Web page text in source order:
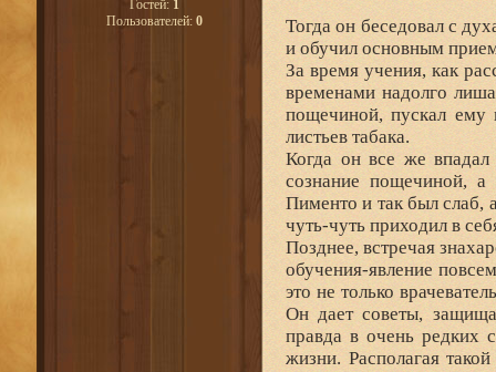
Гостей: 1
Пользователей: 0
Тогда он беседовал с
и обучил основным
За время учения, как
временами надолго
пощечиной, пускал
листьев табака.
Когда он все же впадал
сознание пощечиной,
Пименто и так был слаб,
чуть-чуть приходил в
Позднее, встречая
обучения-явление
это не только
Он дает советы,
правда в очень редких
жизни. Располагая